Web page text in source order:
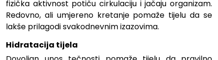
fizička aktivnost potiču cirkulaciju i jačaju organizam.
Redovno, ali umjereno kretanje pomaže tijelu da se
lakše prilagodi svakodnevnim izazovima.
Hidratacija tijela